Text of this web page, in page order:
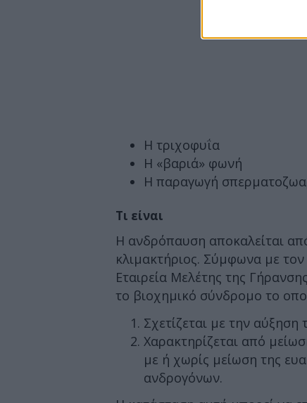
Η τριχοφυΐα
Η «βαριά» φωνή
Η παραγωγή
Τι είναι
Η ανδρόπαυση αποκαλείται
κλιμακτήριος. Σύμφωνα με
Εταιρεία Μελέτης της
το βιοχημικό σύνδρομο το
Σχετίζεται με την αύξηση
Χαρακτηρίζεται από
με ή χωρίς μείωση της
ανδρογόνων.